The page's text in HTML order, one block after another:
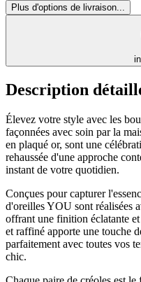
Plus d'options de livraison...
Description
Élevez votre style avec les
façonnées avec soin par la
en plaqué or, sont une
rehaussée d'une approche
instant de votre quotidien.
Conçues pour capturer
d'oreilles YOU sont réalisées
offrant une finition éclatante
et raffiné apporte une touche
parfaitement avec toutes vos
chic.